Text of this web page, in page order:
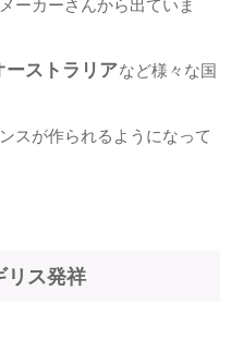
ーカーさんから出ていま
ーストラリアなど様々な国
スが作られるようになって
リス発祥